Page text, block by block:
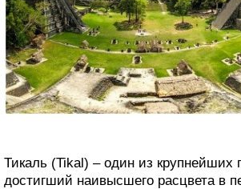
Тикаль (Tikal) – один из крупнейших
достигший наивысшего расцвета в